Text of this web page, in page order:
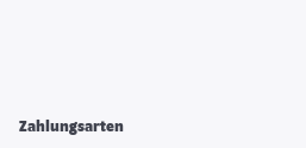
Zahlungsarten